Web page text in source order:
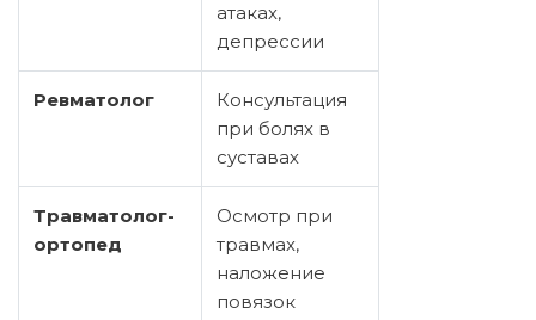
атаках,
депрессии
Ревматолог
Консультация
при болях в
суставах
Травматолог-
ортопед
Осмотр при
травмах,
наложение
повязок